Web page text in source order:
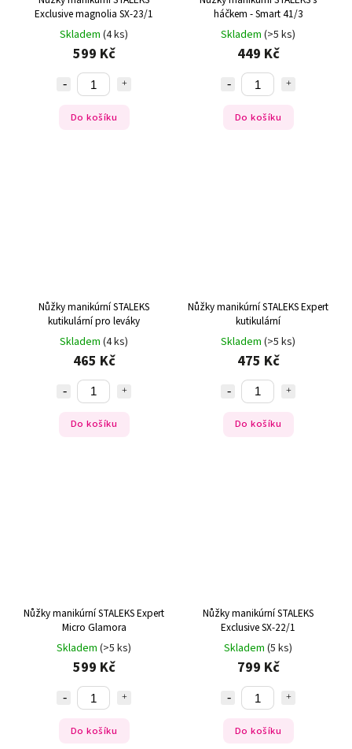
Exclusive magnolia SX-23/1
Skladem (4 ks)
599 Kč
Do košíku
háčkem - Smart 41/3
Skladem (>5 ks)
449 Kč
Do košíku
Nůžky manikúrní STALEKS
kutikulární pro leváky
Skladem (4 ks)
465 Kč
Do košíku
Nůžky manikúrní STALEKS Expert
kutikulární
Skladem (>5 ks)
475 Kč
Do košíku
Nůžky manikúrní STALEKS Expert
Micro Glamora
Skladem (>5 ks)
599 Kč
Do košíku
Nůžky manikúrní STALEKS
Exclusive SX-22/1
Skladem (5 ks)
799 Kč
Do košíku